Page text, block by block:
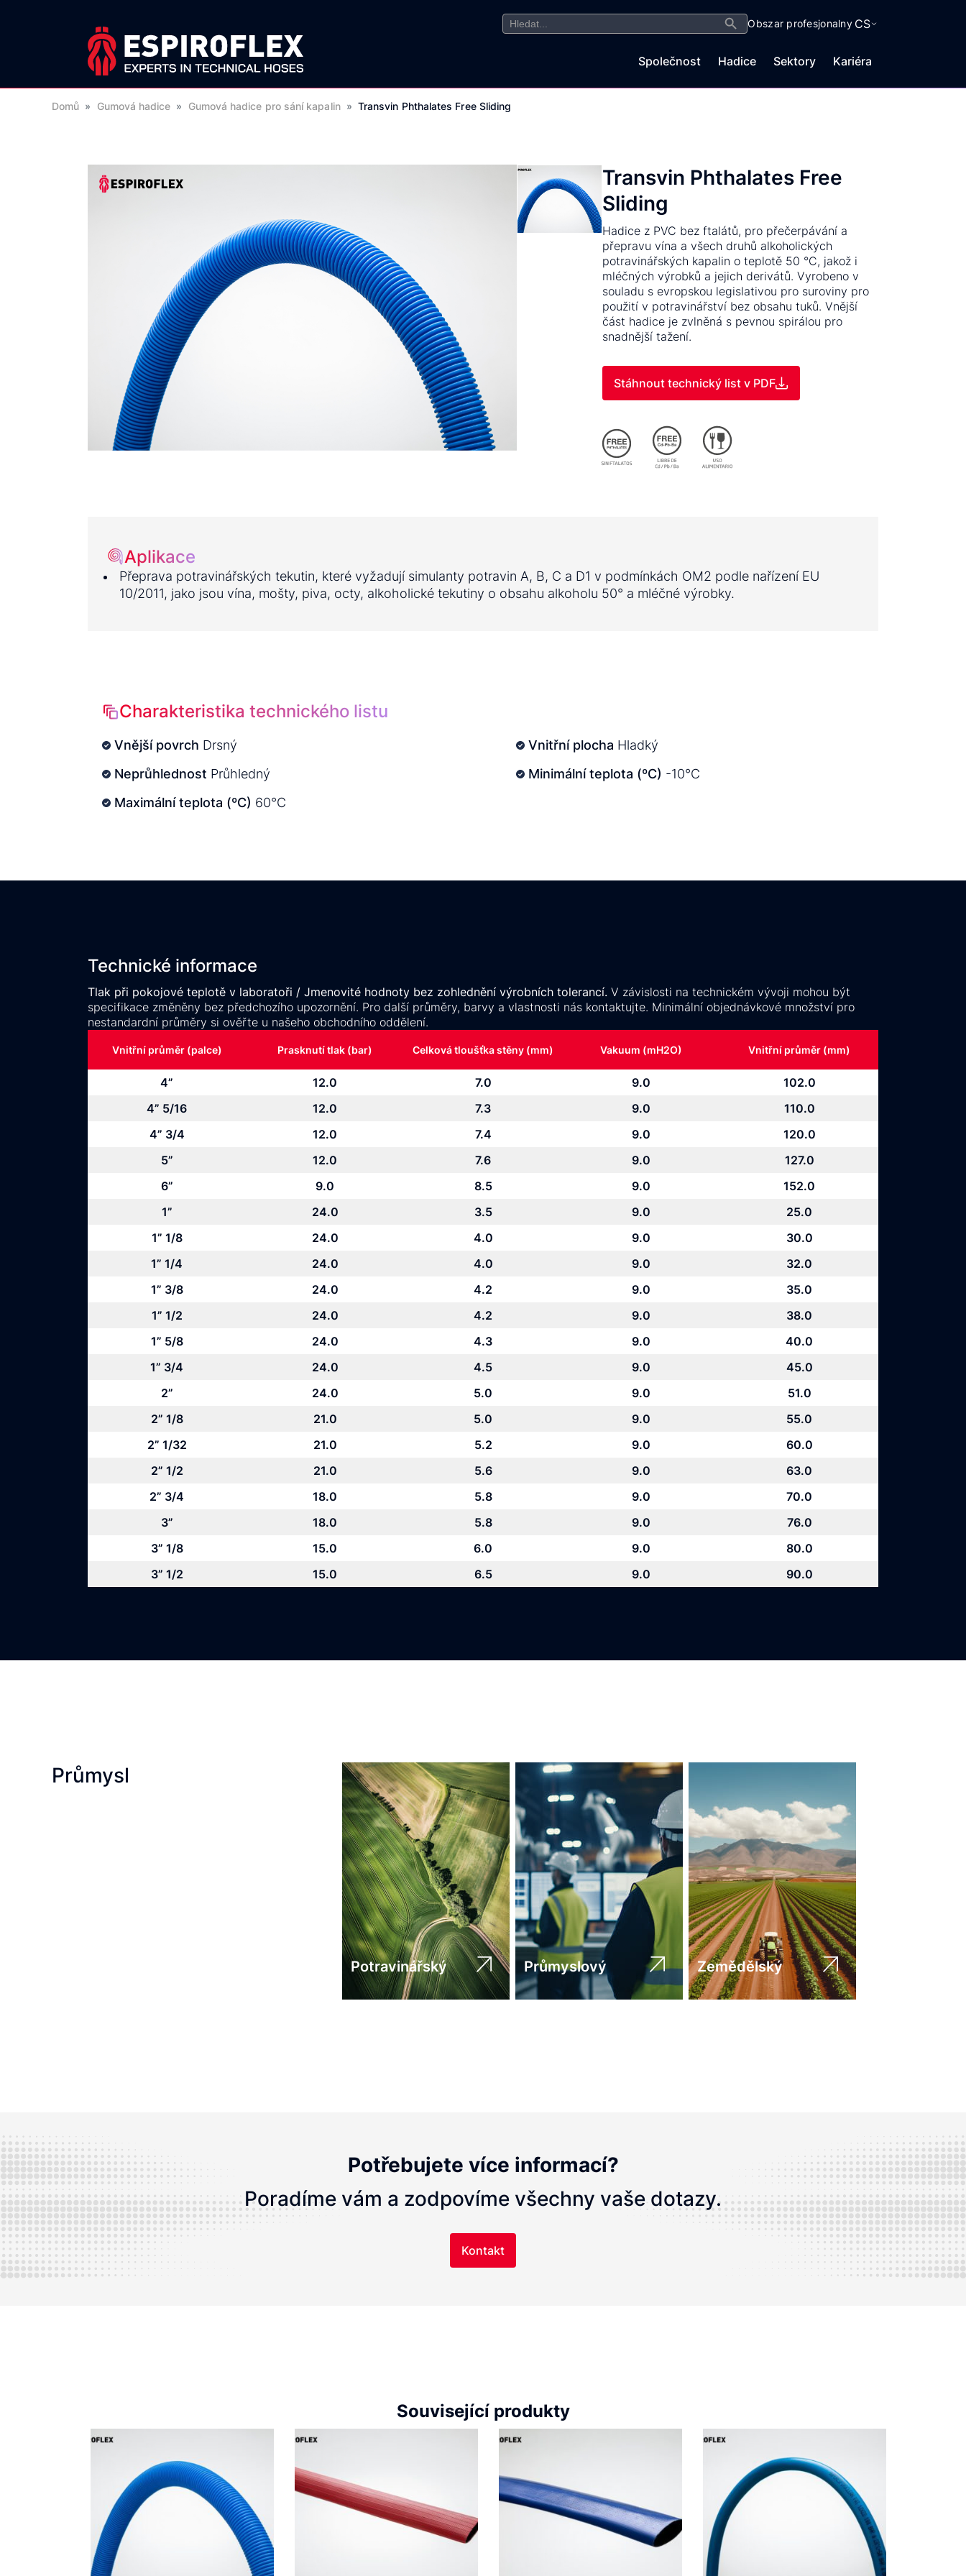
Search
for:
Search Button
Obszar profesjonalny CS
Společnost Hadice Sektory Kariéra
Domů » Gumová hadice » Gumová hadice pro sání kapalin » Transvin Phthalates Free Sliding
Transvin Phthalates Free
Sliding
Hadice z PVC bez ftalátů, pro přečerpávání a
přepravu vína a všech druhů alkoholických
potravinářských kapalin o teplotě 50 °C, jakož i
mléčných výrobků a jejich derivátů. Vyrobeno v
souladu s evropskou legislativou pro suroviny pro
použití v potravinářství bez obsahu tuků. Vnější
část hadice je zvlněná s pevnou spirálou pro
snadnější tažení.
Stáhnout technický list v PDF
Aplikace
Přeprava potravinářských tekutin, které vyžadují simulanty potravin A, B, C a D1 v podmínkách OM2 podle nařízení EU
10/2011, jako jsou vína, mošty, piva, octy, alkoholické tekutiny o obsahu alkoholu 50° a mléčné výrobky.
Charakteristika technického listu
Vnější povrch Drsný Vnitřní plocha Hladký
Neprůhlednost Průhledný Minimální teplota (ºC) -10°C
Maximální teplota (ºC) 60°C
Technické informace
Tlak při pokojové teplotě v laboratoři / Jmenovité hodnoty bez zohlednění výrobních tolerancí. V závislosti na technickém vývoji mohou být
specifikace změněny bez předchozího upozornění. Pro další průměry, barvy a vlastnosti nás kontaktujte. Minimální objednávkové množství pro
nestandardní průměry si ověřte u našeho obchodního oddělení.
Vnitřní průměr (palce) Prasknutí tlak (bar) Celková tloušťka stěny (mm) Vakuum (mH2O) Vnitřní průměr (mm)
4” 12.0 7.0 9.0
102.0
4” 5/16
12.0 7.3 9.0
110.0
4” 3/4
12.0 7.4 9.0
120.0
5”
12.0 7.6 9.0
127.0
6”
9.0 8.5 9.0
152.0
1”
24.0 3.5 9.0
25.0
1” 1/8
24.0 4.0 9.0
30.0
1” 1/4
24.0 4.0 9.0
32.0
1” 3/8
24.0 4.2 9.0
35.0
1” 1/2
24.0 4.2 9.0
38.0
1” 5/8
24.0 4.3 9.0
40.0
1” 3/4
24.0 4.5 9.0
45.0
2”
24.0 5.0 9.0
51.0
2” 1/8
21.0 5.0 9.0
55.0
2” 1/32
21.0 5.2 9.0
60.0
2” 1/2
21.0 5.6 9.0
63.0
2” 3/4
18.0 5.8 9.0
70.0
3”
18.0 5.8 9.0
76.0
3” 1/8
15.0 6.0 9.0
80.0
3” 1/2
15.0 6.5 9.0 90.0
Průmysl
Potravinářský Průmyslový Zemědělský
Potřebujete více informací?
Poradíme vám a zodpovíme všechny vaše dotazy.
Kontakt
Související produkty